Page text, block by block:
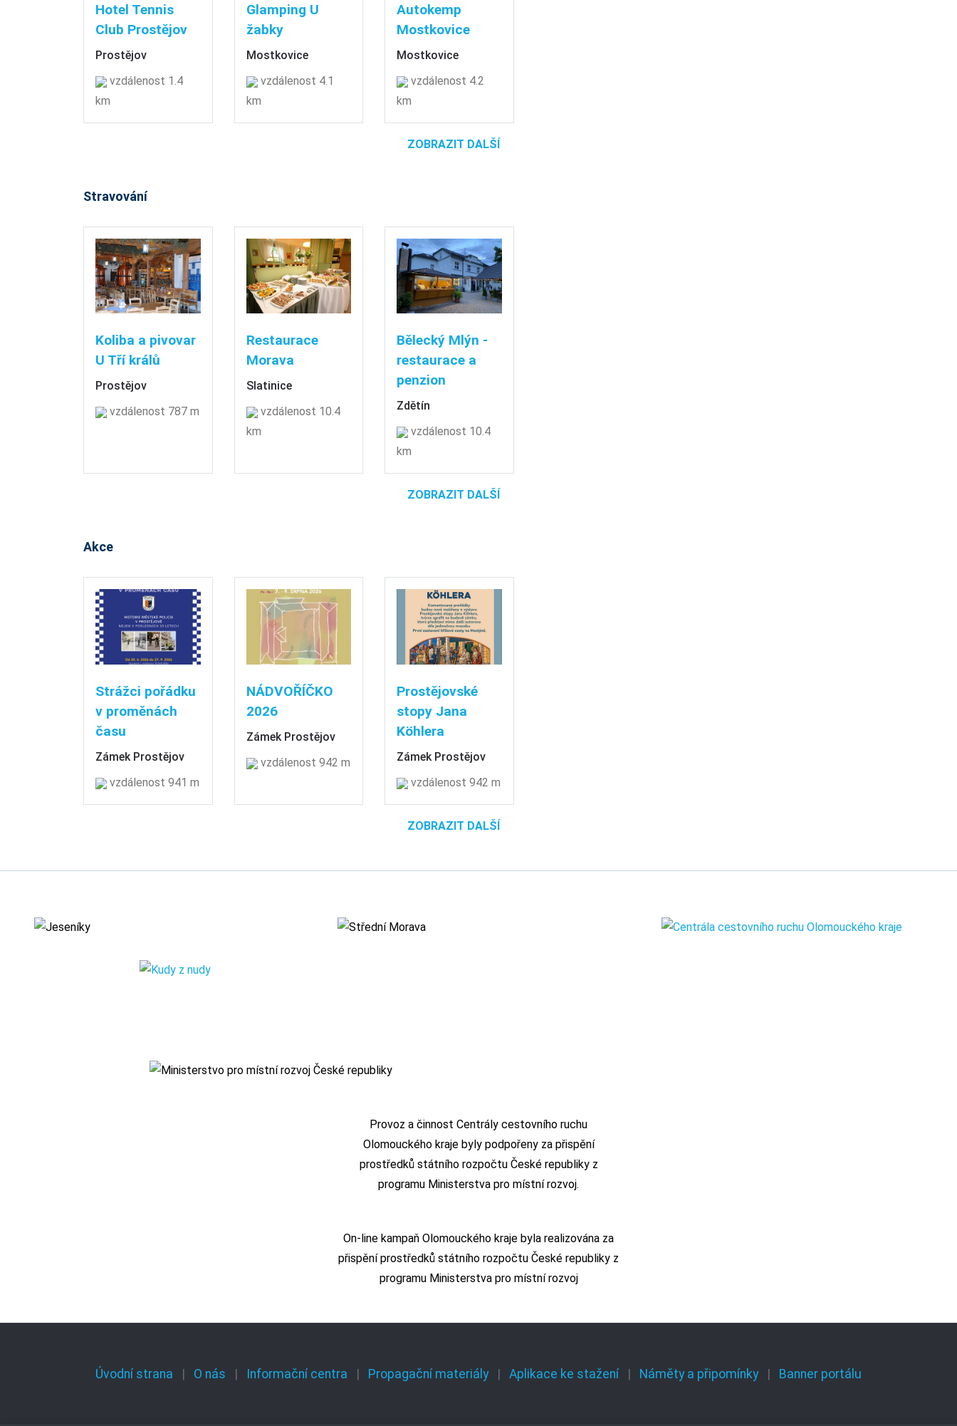
Hotel Tennis
Club Prostějov
Prostějov
vzdálenost 1.4
km
Glamping U
žabky
Mostkovice
vzdálenost 4.1
km
Autokemp
Mostkovice
Mostkovice
vzdálenost 4.2
km
ZOBRAZIT DALŠÍ
Stravování
Koliba a pivovar
U Tří králů
Prostějov
vzdálenost 787 m
Restaurace
Morava
Slatinice
vzdálenost 10.4
km
Bělecký Mlýn -
restaurace a
penzion
Zdětín
vzdálenost 10.4
km
ZOBRAZIT DALŠÍ
Akce
Strážci pořádku
v proměnách
času
Zámek Prostějov
vzdálenost 941 m
NÁDVOŘÍČKO
2026
Zámek Prostějov
vzdálenost 942 m
Prostějovské
stopy Jana
Köhlera
Zámek Prostějov
vzdálenost 942 m
ZOBRAZIT DALŠÍ
Úvodní strana O nás Informační centra Propagační materiály Aplikace ke stažení Náměty a připomínky Banner portálu
Provoz a činnost Centrály cestovního ruchu
Olomouckého kraje byly podpořeny za přispění
prostředků státního rozpočtu České republiky z
programu Ministerstva pro místní rozvoj.
On-line kampaň Olomouckého kraje byla realizována za
přispění prostředků státního rozpočtu České republiky z
programu Ministerstva pro místní rozvoj